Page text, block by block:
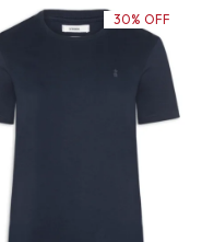
30% OFF